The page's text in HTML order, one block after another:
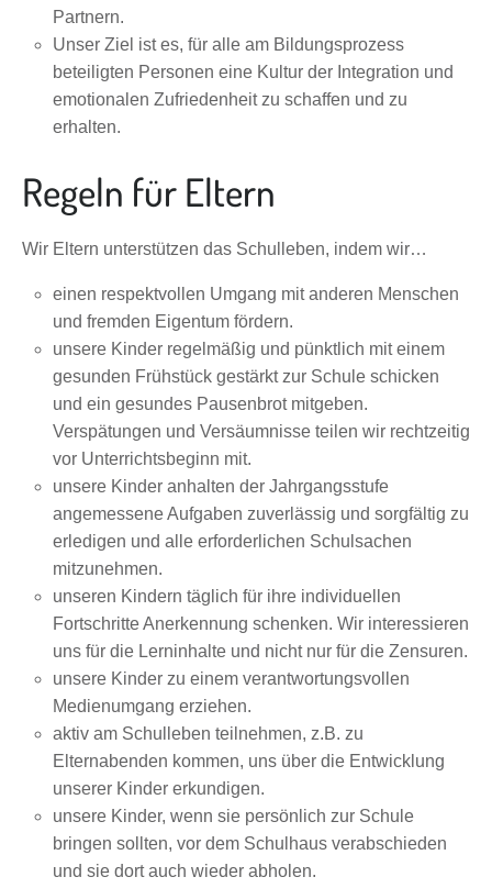
Partnern.
Unser Ziel ist es, für alle am Bildungsprozess
beteiligten Personen eine Kultur der Integration und
emotionalen Zufriedenheit zu schaffen und zu
erhalten.
Regeln für Eltern
Wir Eltern unterstützen das Schulleben, indem wir…
einen respektvollen Umgang mit anderen Menschen
und fremden Eigentum fördern.
unsere Kinder regelmäßig und pünktlich mit einem
gesunden Frühstück gestärkt zur Schule schicken
und ein gesundes Pausenbrot mitgeben.
Verspätungen und Versäumnisse teilen wir rechtzeitig
vor Unterrichtsbeginn mit.
unsere Kinder anhalten der Jahrgangsstufe
angemessene Aufgaben zuverlässig und sorgfältig zu
erledigen und alle erforderlichen Schulsachen
mitzunehmen.
unseren Kindern täglich für ihre individuellen
Fortschritte Anerkennung schenken. Wir interessieren
uns für die Lerninhalte und nicht nur für die Zensuren.
unsere Kinder zu einem verantwortungsvollen
Medienumgang erziehen.
aktiv am Schulleben teilnehmen, z.B. zu
Elternabenden kommen, uns über die Entwicklung
unserer Kinder erkundigen.
unsere Kinder, wenn sie persönlich zur Schule
bringen sollten, vor dem Schulhaus verabschieden
und sie dort auch wieder abholen.